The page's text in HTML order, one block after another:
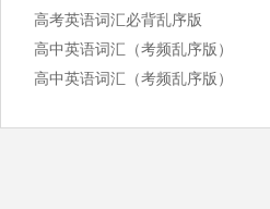
高考英语词汇必背乱序版
高中英语词汇（考频乱序版）
高中英语词汇（考频乱序版）